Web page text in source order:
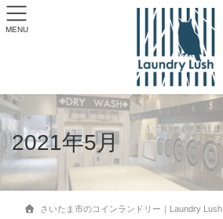
2021年5月
さいたま市のコインランドリー｜Laundry Lush
MENU